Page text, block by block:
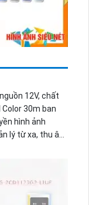
12V, chất
30m ban
hình ảnh
lý từ xa, thu âm
rộng, chất